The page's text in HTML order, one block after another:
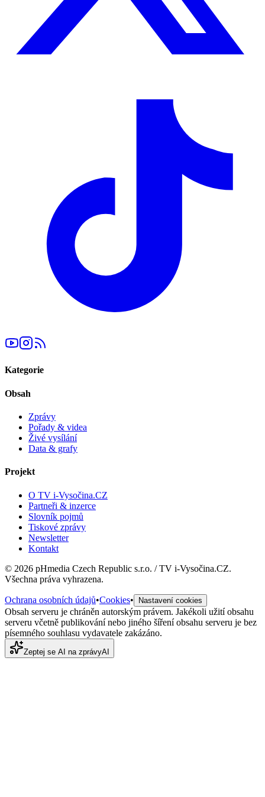
Kategorie
Obsah
Zprávy
Pořady & videa
Živé vysílání
Data & grafy
Projekt
O TV i-Vysočina.CZ
Partneři & inzerce
Slovník pojmů
Tiskové zprávy
Newsletter
Kontakt
© 2026 pHmedia Czech Republic s.r.o. / TV i-Vysočina.CZ.
Všechna práva vyhrazena.
Ochrana osobních údajů•Cookies• Nastavení cookies
Obsah serveru je chráněn autorským právem. Jakékoli užití obsahu
serveru včetně publikování nebo jiného šíření obsahu serveru je bez
písemného souhlasu vydavatele zakázáno.
Zeptej se AI na zprávyAI